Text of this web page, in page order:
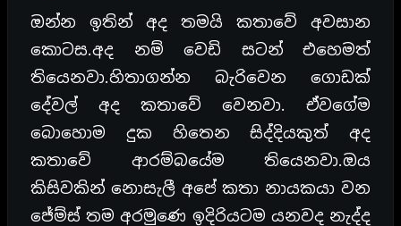
ඔන්න ඉතින් අද තමයි කතාවේ අවසාන
කොටස.අද නම් වෙඩි සටන් එහෙමත්
තියෙනවා.හිතාගන්න බැරිවෙන ගොඩක්
දේවල් අද කතාවේ වෙනවා. ඒවගේම
බොහොම දුක හිතෙන සිද්දියකුත් අද
කතාවේ ආරම්බයේම තියෙනවා.ඔය
කිසිවකින් නොසැලී අපේ කතා නායකයා වන
ජේම්ස් තම අරමුණෙ ඉදිරියටම යනවද නැද්ද